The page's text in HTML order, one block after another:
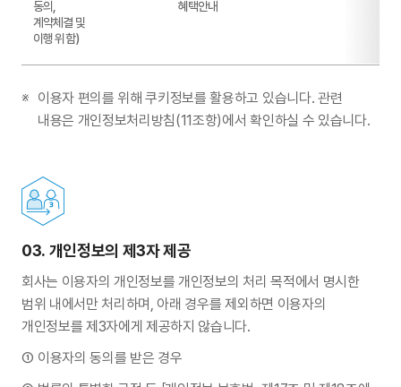
동의,
계약체결 및
이행 위함)
혜택안내
이용자 편의를 위해 쿠키정보를 활용하고 있습니다. 관련
내용은 개인정보처리방침(11조항)에서 확인하실 수 있습니다.
03. 개인정보의 제3자 제공
회사는 이용자의 개인정보를 개인정보의 처리 목적에서 명시한
범위 내에서만 처리하며, 아래 경우를 제외하면 이용자의
개인정보를 제3자에게 제공하지 않습니다.
이용자의 동의를 받은 경우